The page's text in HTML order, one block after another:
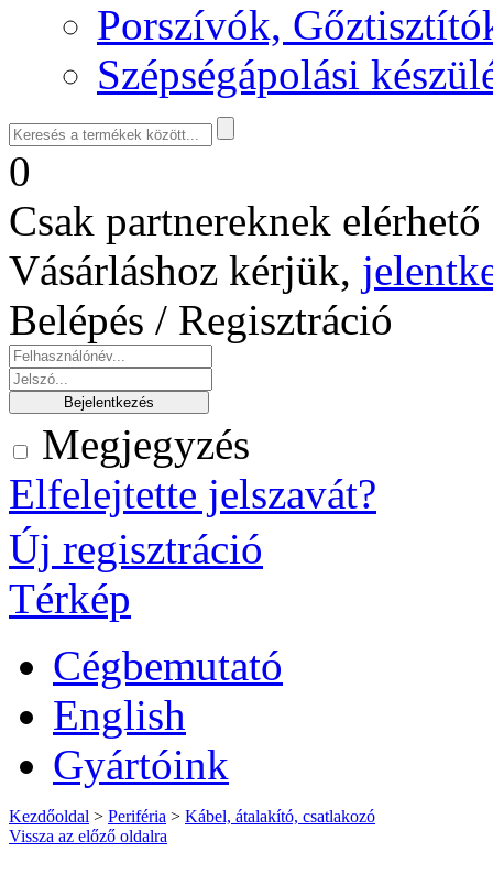
Porszívók,
Szépségápolási
0
Csak partnereknek
Vásárláshoz kérjük,
Belépés / Regisztráció
Megjegyzés
Elfelejtette jelszavát?
Új regisztráció
Térkép
Cégbemutató
English
Gyártóink
Kezdőoldal > Periféria > Kábel, átalakító, csatlakozó
Vissza az előző oldalra